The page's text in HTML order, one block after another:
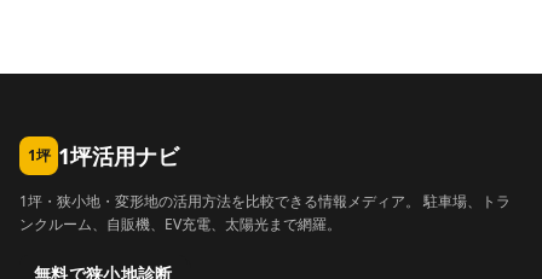
1坪 1坪活用ナビ
1坪・狭小地・変形地の活用方法を比較できる情報メディア。 駐車場、トラ
ンクルーム、自販機、EV充電、太陽光まで網羅。
無料で狭小地診断